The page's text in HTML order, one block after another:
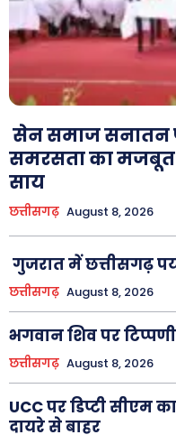
सेन समाज सनातन
समरसता का मजबूत
साय
छत्तीसगढ़ August 8, 2026
गुजरात में छत्तीसगढ़
छत्तीसगढ़ August 8, 2026
भगवान शिव पर
छत्तीसगढ़ August 8, 2026
UCC पर डिप्टी सीएम
दायरे से बाहर